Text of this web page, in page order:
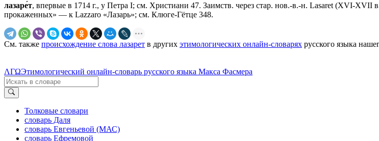
лазаре́т, впервые в 1714 г., у Петра I; см. Христиани 47. Заимств. через стар. нов.-в.-н. Lаsаrеt (XVI-
прокаженных» — к Lazzaro «Лазарь»; см. Клюге-Гётце 348.
См. также происхождение слова лазарет в других этимологических онлайн-словарях русского языка
ΛΓΩЭтимологический онлайн-словарь русского языка Макса Фасмера
Толковые словари
словарь Даля
словарь Евгеньевой (МАС)
словарь Ефремовой